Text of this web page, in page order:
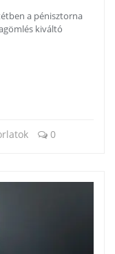
a pénisztorna
kiváltó
0